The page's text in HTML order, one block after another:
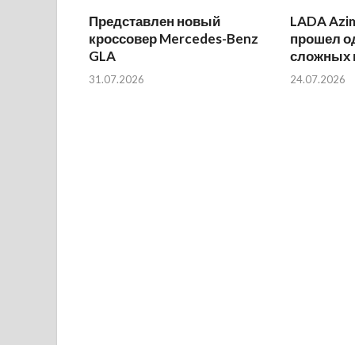
Представлен новый
кроссовер Mercedes-Benz
GLA
31.07.2026
LADA
прошел
сложных
24.07.2026